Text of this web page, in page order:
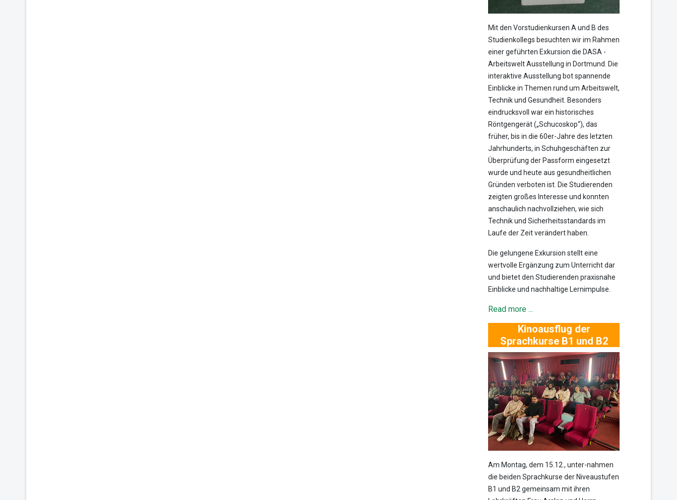
Mit den Vorstudienkursen A und B des
Studienkollegs besuchten wir im Rahmen
einer geführten Exkursion die DASA -
Arbeitswelt Ausstellung in Dortmund. Die
interaktive Ausstellung bot spannende
Einblicke in Themen rund um Arbeitswelt,
Technik und Gesundheit. Besonders
eindrucksvoll war ein historisches
Röntgengerät („Schucoskop“), das
früher, bis in die 60er-Jahre des letzten
Jahrhunderts, in Schuhgeschäften zur
Überprüfung der Passform eingesetzt
wurde und heute aus gesundheitlichen
Gründen verboten ist. Die Studierenden
zeigten großes Interesse und konnten
anschaulich nachvollziehen, wie sich
Technik und Sicherheitsstandards im
Laufe der Zeit verändert haben.
Die gelungene Exkursion stellt eine
wertvolle Ergänzung zum Unterricht dar
und bietet den Studierenden praxisnahe
Einblicke und nachhaltige Lernimpulse.
Read more ...
Kinoausflug der
Sprachkurse B1 und B2
Am Montag, dem 15.12., unter-nahmen
die beiden Sprachkurse der Niveaustufen
B1 und B2 gemeinsam mit ihren